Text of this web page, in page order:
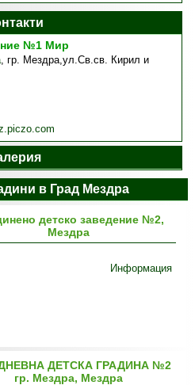
№1 Мир
,гр. Мездра,ул.Св.св. Кирил и
в Град Мездра
детско заведение №2,
Мездра
Информация
ДЕТСКА ГРАДИНА №2
гр. Мездра, Мездра